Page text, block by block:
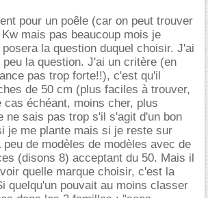
pour un poêle (car on peut trouver
mais pas beaucoup mois je
la question duquel choisir. J'ai
la question. J'ai un critère (en
pas trop forte!!), c'est qu'il
de 50 cm (plus faciles à trouver,
cas échéant, moins cher, plus
ne sais pas trop s'il s'agit d'un bon
je me plante mais si je reste sur
de modèles de modèles avec de
(disons 8) acceptant du 50. Mais il
quelle marque choisir, c'est la
quelqu'un pouvait au moins classer